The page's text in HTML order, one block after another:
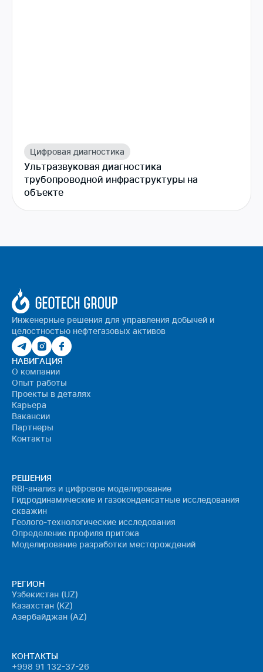
Цифровая диагностика
Ультразвуковая диагностика
трубопроводной инфраструктуры на
объекте
Инженерные решения для управления добычей и
целостностью нефтегазовых активов
НАВИГАЦИЯ
О компании
Опыт работы
Проекты в деталях
Карьера
Вакансии
Партнеры
Контакты
РЕШЕНИЯ
RBI-анализ и цифровое моделирование
Гидродинамические и газоконденсатные исследования
скважин
Геолого-технологические исследования
Определение профиля притока
Моделирование разработки месторождений
РЕГИОН
Узбекистан (UZ)
Казахстан (KZ)
Азербайджан (AZ)
КОНТАКТЫ
+998 91 132-37-26